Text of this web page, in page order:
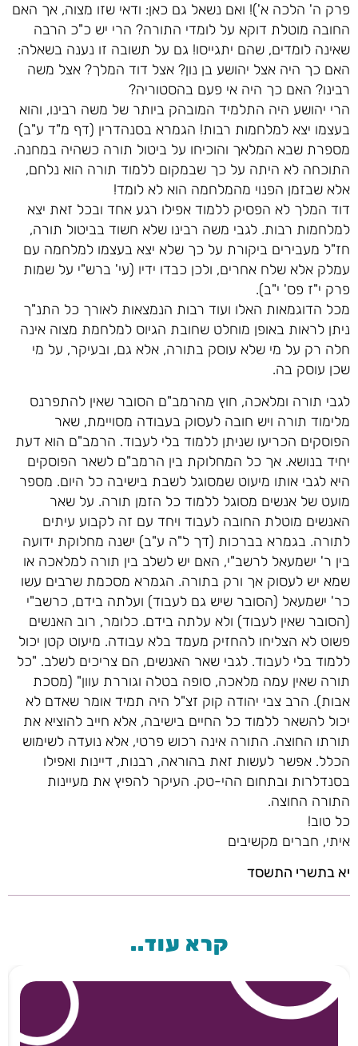
פרק ה' הלכה א')! ואם נשאל גם כאן: ודאי שזו מצוה, אך האם
החובה מוטלת דוקא על לומדי התורה? הרי יש כ"כ הרבה
שאינה לומדים, שהם יתגייסו! גם על תשובה זו נענה בשאלה:
האם כך היה אצל יהושע בן נון? אצל דוד המלך? אצל משה
רבינו? האם כך היה אי פעם בהסטוריה?
הרי יהושע היה התלמיד המובהק ביותר של משה רבינו, והוא
בעצמו יצא למלחמות רבות! הגמרא בסנהדרין (דף מ"ד ע"ב)
מספרת שבא המלאך והוכיחו על ביטול תורה כשהיה במחנה.
התוכחה לא היתה על כך שבמקום ללמוד תורה הוא נלחם,
אלא שבזמן הפנוי מהמלחמה הוא לא לומד!
דוד המלך לא הפסיק ללמוד אפילו רגע אחד ובכל זאת יצא
למלחמות רבות. לגבי משה רבינו שלא חשוד בביטול תורה,
חז"ל מעבירים ביקורת על כך שלא יצא בעצמו למלחמה עם
עמלק אלא שלח אחרים, ולכן כבדו ידיו (עי' ברש"י על שמות
פרק י"ז פס' י"ב).
מכל הדוגמאות האלו ועוד רבות הנמצאות לאורך כל התנ"ך
ניתן לראות באופן מוחלט שחובת הגיוס למלחמת מצוה אינה
חלה רק על מי שלא עוסק בתורה, אלא גם, ובעיקר, על מי
שכן עוסק בה.
לגבי תורה ומלאכה, חוץ מהרמב"ם הסובר שאין להתפרנס
מלימוד תורה ויש חובה לעסוק בעבודה מסויימת, שאר
הפוסקים הכריעו שניתן ללמוד בלי לעבוד. הרמב"ם הוא דעת
יחיד בנושא. אך כל המחלוקת בין הרמב"ם לשאר הפוסקים
היא לגבי אותו מיעוט שמסוגל לשבת בישיבה כל היום. מספר
מועט של אנשים מסוגל ללמוד כל הזמן תורה. על שאר
האנשים מוטלת החובה לעבוד ויחד עם זה לקבוע עיתים
לתורה. בגמרא בברכות (דך ל"ה ע"ב) ישנה מחלוקת ידועה
בין ר' ישמעאל לרשב"י, האם יש לשלב בין תורה למלאכה או
שמא יש לעסוק אך ורק בתורה. הגמרא מסכמת שרבים עשו
כר' ישמעאל (הסובר שיש גם לעבוד) ועלתה בידם, כרשב"י
(הסובר שאין לעבוד) ולא עלתה בידם. כלומר, רוב האנשים
פשוט לא הצליחו להחזיק מעמד בלא עבודה. מיעוט קטן יכול
ללמוד בלי לעבוד. לגבי שאר האנשים, הם צריכים לשלב. "כל
תורה שאין עמה מלאכה, סופה בטלה וגוררת עוון" (מסכת
אבות). הרב צבי יהודה קוק זצ"ל היה תמיד אומר שאדם לא
יכול להשאר ללמוד כל החיים בישיבה, אלא חייב להוציא את
תורתו החוצה. התורה אינה רכוש פרטי, אלא נועדה לשימוש
הכלל. אפשר לעשות זאת בהוראה, רבנות, דיינות ואפילו
בסנדלרות ובתחום ההי-טק. העיקר להפיץ את מעיינות
התורה החוצה.
כל טוב!
איתי, חברים מקשיבים
יא בתשרי התשסד
קרא עוד..